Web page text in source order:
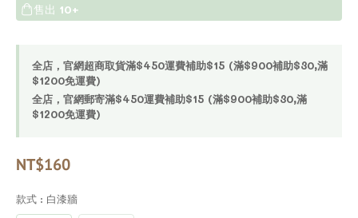
售出 10+
全店，官網超商取貨滿$450運費補助$15 (滿$900補助$30,滿
$1200免運費)
全店，官網郵寄滿$450運費補助$15 (滿$900補助$30,滿
$1200免運費)
NT$160
款式 : 白漆牆